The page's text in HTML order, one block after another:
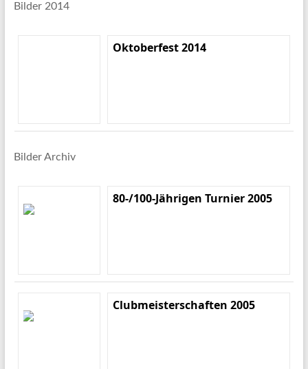
Bilder 2014
Oktoberfest 2014
Bilder Archiv
80-/100-Jährigen Turnier 2005
Clubmeisterschaften 2005